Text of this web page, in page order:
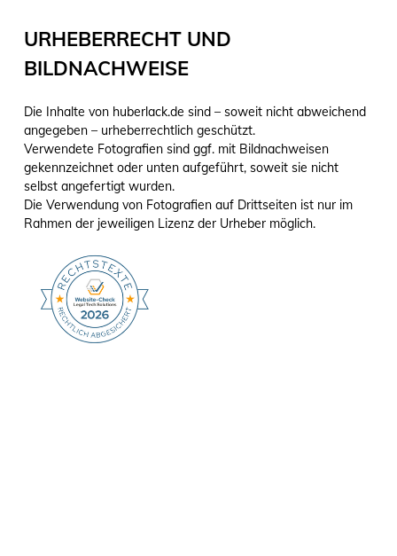
URHEBERRECHT UND
BILDNACHWEISE
Die Inhalte von huberlack.de sind – soweit nicht abweichend
angegeben – urheberrechtlich geschützt.
Verwendete Fotografien sind ggf. mit Bildnachweisen
gekennzeichnet oder unten aufgeführt, soweit sie nicht
selbst angefertigt wurden.
Die Verwendung von Fotografien auf Drittseiten ist nur im
Rahmen der jeweiligen Lizenz der Urheber möglich.